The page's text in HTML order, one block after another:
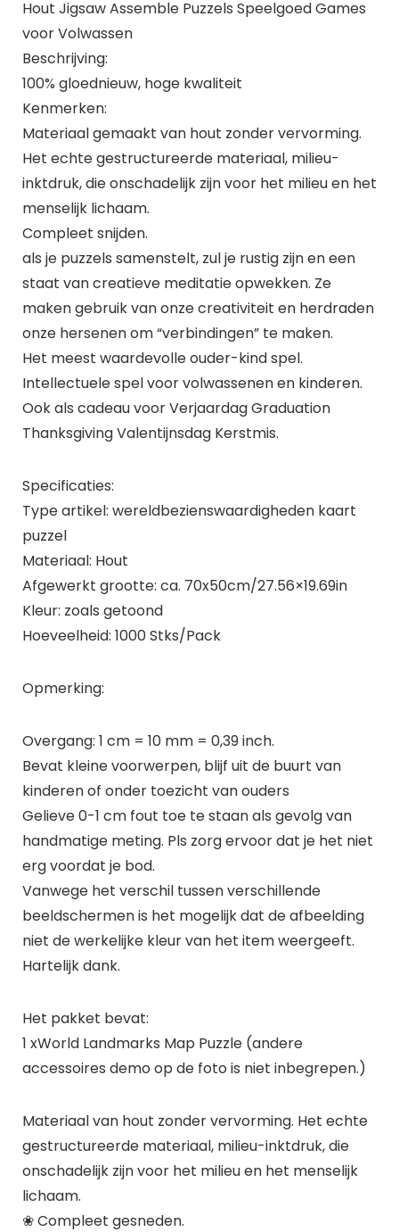
Hout Jigsaw Assemble Puzzels Speelgoed Games
voor Volwassen
Beschrijving:
100% gloednieuw, hoge kwaliteit
Kenmerken:
Materiaal gemaakt van hout zonder vervorming.
Het echte gestructureerde materiaal, milieu-
inktdruk, die onschadelijk zijn voor het milieu en het
menselijk lichaam.
Compleet snijden.
als je puzzels samenstelt, zul je rustig zijn en een
staat van creatieve meditatie opwekken. Ze
maken gebruik van onze creativiteit en herdraden
onze hersenen om “verbindingen” te maken.
Het meest waardevolle ouder-kind spel.
Intellectuele spel voor volwassenen en kinderen.
Ook als cadeau voor Verjaardag Graduation
Thanksgiving Valentijnsdag Kerstmis.
Specificaties:
Type artikel: wereldbezienswaardigheden kaart
puzzel
Materiaal: Hout
Afgewerkt grootte: ca. 70x50cm/27.56×19.69in
Kleur: zoals getoond
Hoeveelheid: 1000 Stks/Pack
Opmerking:
Overgang: 1 cm = 10 mm = 0,39 inch.
Bevat kleine voorwerpen, blijf uit de buurt van
kinderen of onder toezicht van ouders
Gelieve 0-1 cm fout toe te staan als gevolg van
handmatige meting. Pls zorg ervoor dat je het niet
erg voordat je bod.
Vanwege het verschil tussen verschillende
beeldschermen is het mogelijk dat de afbeelding
niet de werkelijke kleur van het item weergeeft.
Hartelijk dank.
Het pakket bevat:
1 xWorld Landmarks Map Puzzle (andere
accessoires demo op de foto is niet inbegrepen.)
Materiaal van hout zonder vervorming. Het echte
gestructureerde materiaal, milieu-inktdruk, die
onschadelijk zijn voor het milieu en het menselijk
lichaam.
❀ Compleet gesneden.